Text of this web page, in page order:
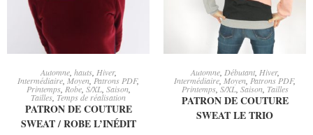
CHOIX DES OPTIONS
Automne, hauts, Hiver,
Intermédiaire Moyen ,Patrons PDF,
Printemps,Robe, S/XL, Saison,
Tailles, Temps de réalisation
PATRON DE COUTURE
SWEAT / ROBE L’INÉDIT
CHOIX DES OPTIONS
Automne, Débutant, Hiver,
Intermédiaire, Moyen Patrons PDF,
Printemps,S/XL, Saison, Tailles
PATRON DE COUTURE
SWEAT LE TRIO